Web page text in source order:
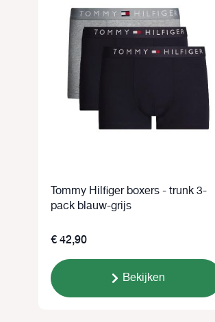
Tommy Hilfiger boxers - trunk 3-
pack blauw-grijs
€ 42,90
Bekijken